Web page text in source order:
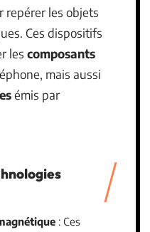
repérer les objets
Ces dispositifs
les composants
mais aussi
émis par
: Ces